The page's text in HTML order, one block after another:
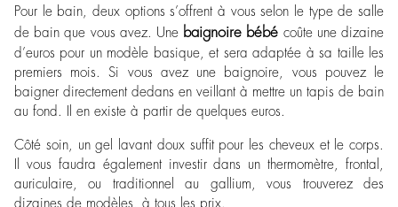
Pour le bain, deux options s’offrent à vous selon le type de salle
de bain que vous avez. Une baignoire bébé coûte une dizaine
d’euros pour un modèle basique, et sera adaptée à sa taille les
premiers mois. Si vous avez une baignoire, vous pouvez le
baigner directement dedans en veillant à mettre un tapis de bain
au fond. Il en existe à partir de quelques euros.
Côté soin, un gel lavant doux suffit pour les cheveux et le corps.
Il vous faudra également investir dans un thermomètre, frontal,
auriculaire, ou traditionnel au gallium, vous trouverez des
dizaines de modèles, à tous les prix.